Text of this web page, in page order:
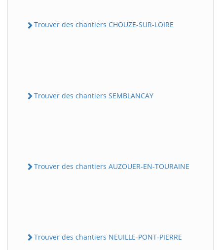
Trouver des chantiers CHOUZE-SUR-LOIRE
Trouver des chantiers SEMBLANCAY
Trouver des chantiers AUZOUER-EN-TOURAINE
Trouver des chantiers NEUILLE-PONT-PIERRE